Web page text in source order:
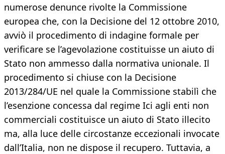
numerose denunce rivolte la Commissione
europea che, con la Decisione del 12 ottobre 2010,
avviò il procedimento di indagine formale per
verificare se l’agevolazione costituisse un aiuto di
Stato non ammesso dalla normativa unionale. Il
procedimento si chiuse con la Decisione
2013/284/UE nel quale la Commissione stabilì che
l’esenzione concessa dal regime Ici agli enti non
commerciali costituisce un aiuto di Stato illecito
ma, alla luce delle circostanze eccezionali invocate
dall’Italia, non ne dispose il recupero. Tuttavia, a